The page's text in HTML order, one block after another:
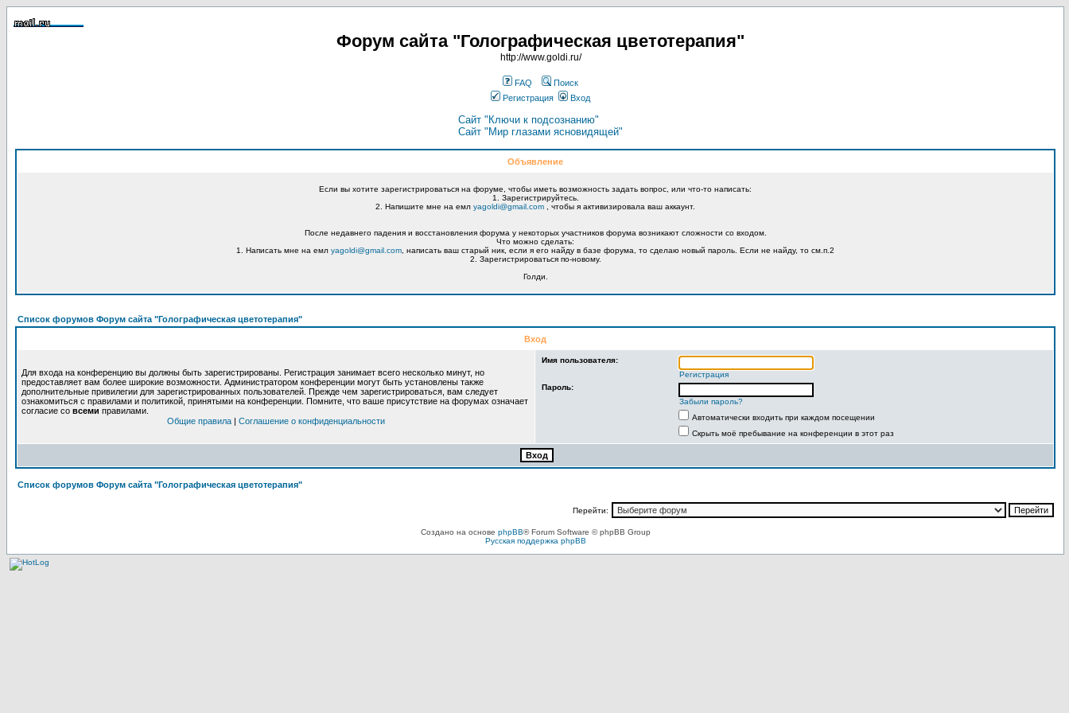
Форум сайта "Голографическая цветотерапия"
http://www.goldi.ru/
FAQ
Поиск
Регистрация
Вход
Сайт "Ключи к подсознанию"
Сайт "Мир глазами ясновидящей"
Объявление
Если вы хотите зарегистрироваться на форуме, чтобы иметь возможность задать вопрос, или что-то написать:
1. Зарегистрируйтесь.
2. Напишите мне на емл yagoldi@gmail.com , чтобы я активизировала ваш аккаунт.
После недавнего падения и восстановления форума у некоторых участников форума возникают сложности со входом.
Что можно сделать:
1. Написать мне на емл yagoldi@gmail.com , написать ваш старый ник, если я его найду в базе форума, то сделаю новый пароль. Если не найду, то см.п.2
2. Зарегистрироваться по-новому.
Голди.
Список форумов Форум сайта "Голографическая цветотерапия"
Вход
Для входа на конференцию вы должны быть зарегистрированы. Регистрация занимает всего несколько минут, но
предоставляет вам более широкие возможности. Администратором конференции могут быть установлены также
дополнительные привилегии для зарегистрированных пользователей. Прежде чем зарегистрироваться, вам следует
ознакомиться с правилами и политикой, принятыми на конференции. Помните, что ваше присутствие на форумах означает
согласие со всеми правилами.
Общие правила | Соглашение о конфиденциальности
Имя пользователя:
Регистрация
Пароль:
Забыли пароль?
Автоматически входить при каждом посещении
Скрыть моё пребывание на конференции в этот раз
Список форумов Форум сайта "Голографическая цветотерапия"
Перейти:
Создано на основе phpBB® Forum Software © phpBB Group
Русская поддержка phpBB